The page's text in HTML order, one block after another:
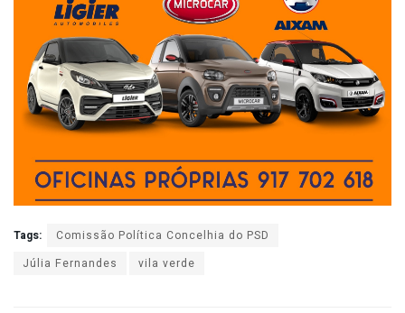
Tags:
Comissão Política Concelhia do PSD
Júlia Fernandes
vila verde